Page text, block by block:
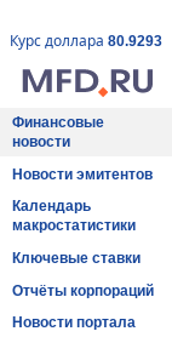
Курс доллара 80.9293
Финансовые
новости
Новости эмитентов
Календарь
макростатистики
Ключевые ставки
Отчёты корпораций
Новости портала